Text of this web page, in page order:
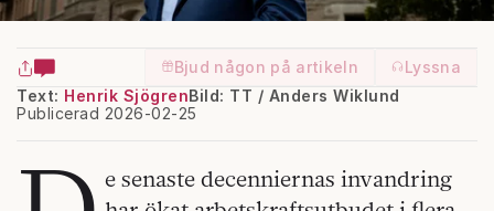
Bjud någon på artikeln
Lyssna
Text: Henrik Sjögren
Publicerad 2026-02-25
Bild: TT / Anders Wiklund
e senaste decenniernas invandring